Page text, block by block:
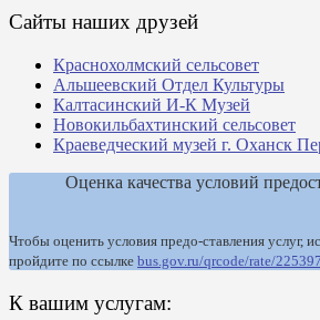
Сайты наших друзей
Краснохолмский сельсовет
Альшеевский Отдел Культуры
Калтасинский И-К Музей
Новокильбахтинский сельсовет
Краеведческий музей г. Оханск
Оценка качества условий
Чтобы оценить условия предо-ставления услуг,
пройдите по ссылке bus.gov.ru/qrcode/rate/225397
К вашим услугам: